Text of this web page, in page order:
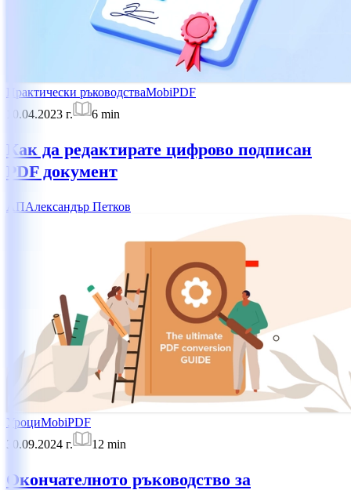
Практически ръководстваMobiPDF
10.04.2023 г.
6 min
Как да редактирате цифрово подписан
PDF документ
АПАлександър Петков
УроциMobiPDF
30.09.2024 г.
12 min
Окончателното ръководство за